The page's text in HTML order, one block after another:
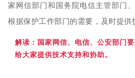
家网信部门和国务院电信主管部门
根据保护工作部门的需要，及时提供
解读：国 家网信、电信、公安部门
给大家提供技术支持和协助。